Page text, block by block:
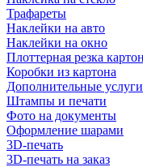
Трафареты
Наклейки на авто
Наклейки на окно
Плоттерная резка
Коробки из картона
Дополнительные услуги
Штампы и печати
Фото на документы
Оформление шарами
3D-печать
3D-печать на заказ